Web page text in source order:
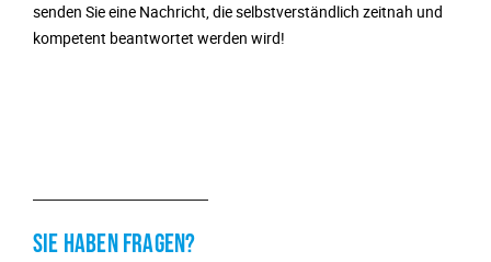
senden Sie eine Nachricht, die selbstverständlich zeitnah und
kompetent beantwortet werden wird!
SIE HABEN FRAGEN?